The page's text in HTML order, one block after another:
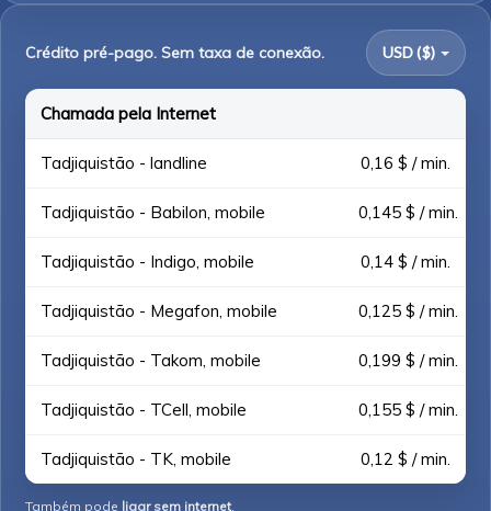
Crédito pré-pago. Sem taxa de conexão. USD ($)
Chamada pela Internet
Tadjiquistão - landline 0,16 $ / min.
Tadjiquistão - Babilon, mobile 0,145 $ / min.
Tadjiquistão - Indigo, mobile 0,14 $ / min.
Tadjiquistão - Megafon, mobile 0,125 $ / min.
Tadjiquistão - Takom, mobile 0,199 $ / min.
Tadjiquistão - TCell, mobile 0,155 $ / min.
Tadjiquistão - TK, mobile 0,12 $ / min.
Também pode ligar sem internet.